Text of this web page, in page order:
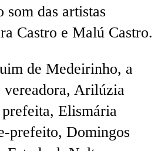
som das artistas
Castro e Malú Castro.
de Medeirinho, a
vereadora, Arilúzia
Elismária
prefeito, Domingos